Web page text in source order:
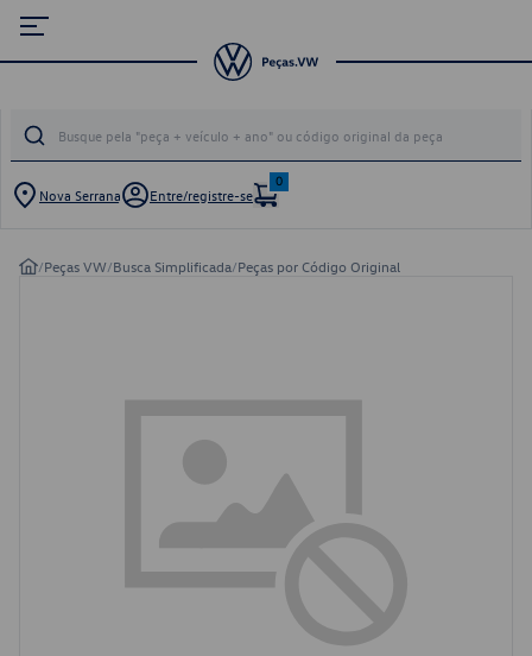
Nova Serrana Entre/registre-se
0
/Peças VW/Busca Simplificada/Peças por Código Original